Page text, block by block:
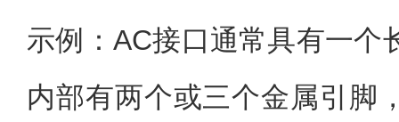
示例：AC接口通常具有一个
内部有两个或三个金属引脚